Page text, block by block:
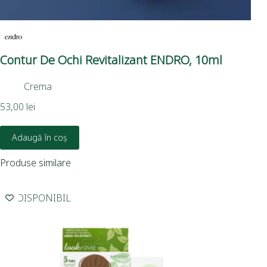
Contur De Ochi Revitalizant ENDRO, 10ml
Crema
53,00 lei
Adaugă în coș
Produse similare
INDISPONIBIL